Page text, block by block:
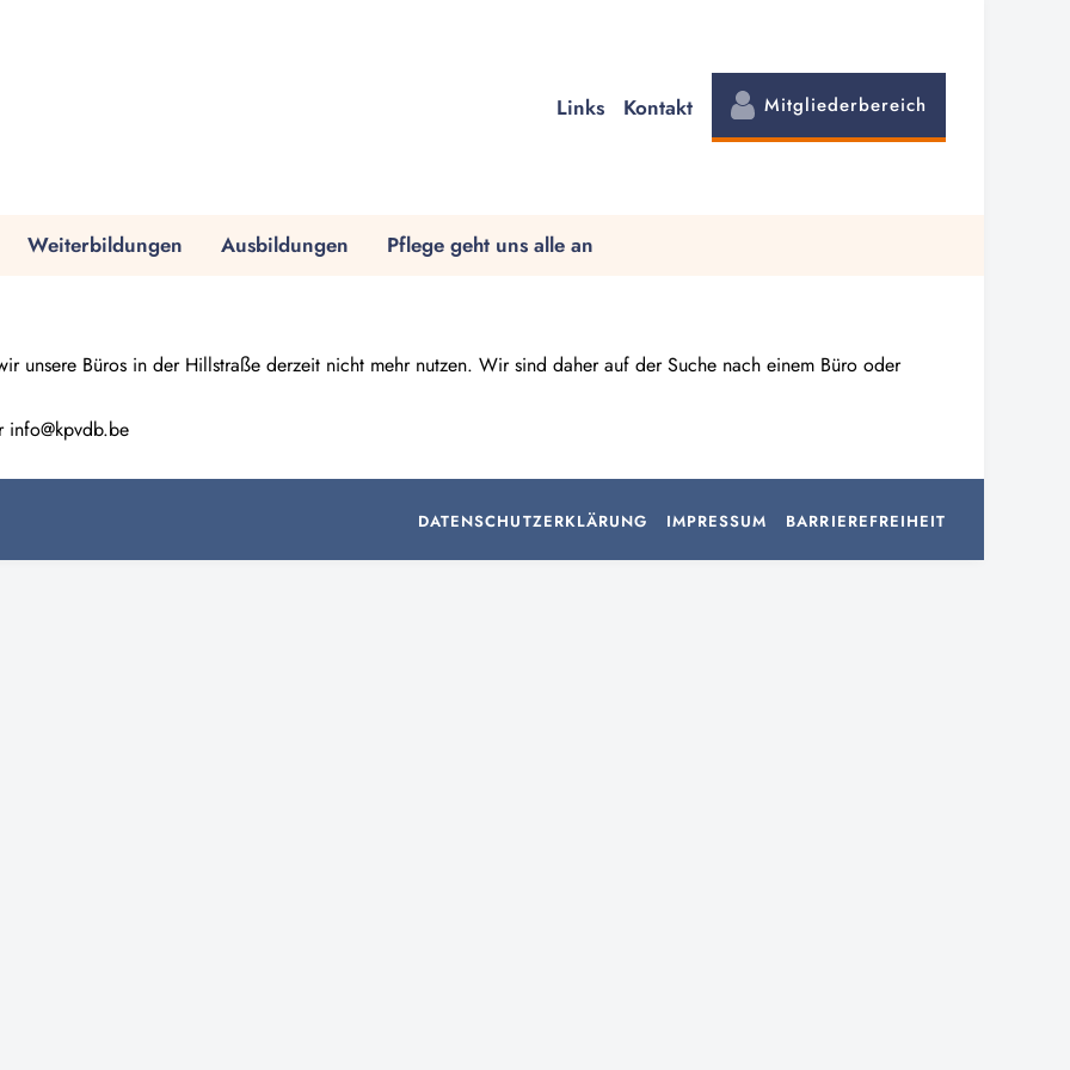
Links Kontakt Mitgliederbereich
Weiterbildungen Ausbildungen Pflege geht uns alle an
unsere Büros in der Hillstraße derzeit nicht mehr nutzen. Wir sind daher auf der Suche nach einem Büro oder
info@kpvdb.be
DATENSCHUTZERKLÄRUNG IMPRESSUM BARRIEREFREIHEIT